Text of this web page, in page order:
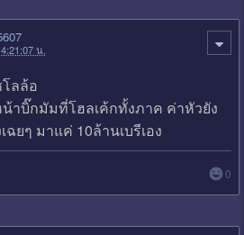
น.
ลล้อ
าบิ๊กมัมที่โฮลเค้กทั้งภาค ค่าหัวยัง
ยๆ มาแค่ 10ล้านเบรีเอง
0